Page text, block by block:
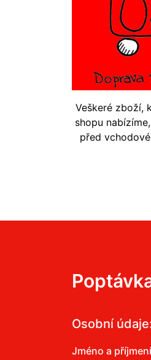
Veškeré zboží,
shopu
před
Osobní
Jméno a